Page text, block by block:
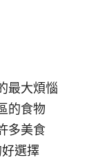
最大煩惱
的食物
多美食
選擇